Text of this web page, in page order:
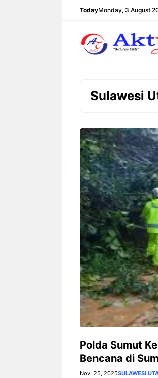
TodayMonday, 3 August
Sulawesi
Polda Sumut
Bencana di
Nov. 25, 2025SULAWESI